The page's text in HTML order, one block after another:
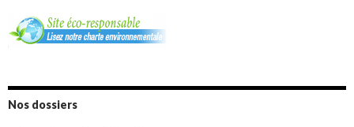
Nos dossiers